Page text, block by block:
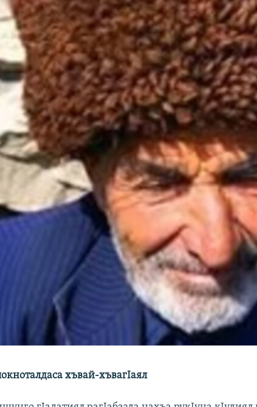
хъвай-хъвагIаял